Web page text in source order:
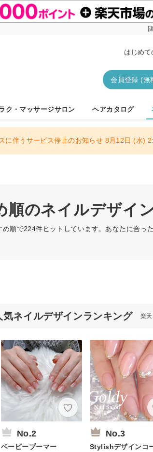
[
はじめて
会員登録 (無
ク・マッサージサロン ヘアカタログ
に伴うサービス停止のお知らせ 8月12日 (水)
順のネイルデザイ
順で224件ヒットしています。あなたに合っ
ネイルデザインランキング 楽
No.2
ベービーブーマー
No.3
Stylishデザインコ